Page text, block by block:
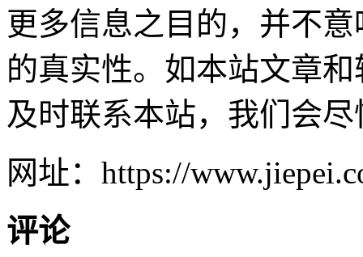
更多信息之目的，并不
的真实性。如本站文章
及时联系本站，我们会
网址：https://
评论